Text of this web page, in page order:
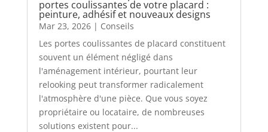
portes coulissantes de votre placard :
peinture, adhésif et nouveaux designs
Mar 23, 2026| Conseils
Les portes coulissantes de placard constituent
souvent un élément négligé dans
l'aménagement intérieur, pourtant leur
relooking peut transformer radicalement
l'atmosphère d'une pièce. Que vous soyez
propriétaire ou locataire, de nombreuses
solutions existent pour...